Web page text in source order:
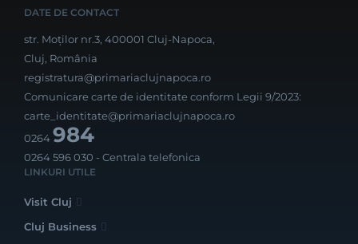
DATE DE CONTACT
str. Moților nr.3, 400001 Cluj-Napoca,
Cluj, România
registratura@primariaclujnapoca.ro
Comunicare carte de identitate conform Legii 9/2023:
carte_identitate@primariaclujnapoca.ro
0264984
0264 596 030 - Centrala telefonica
LINKURI UTILE
Visit Cluj
Cluj Business